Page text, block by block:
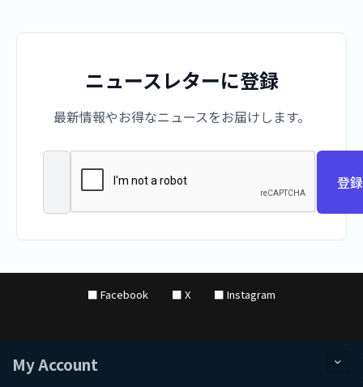
ニュースレターに登録
最新情報やお得なニュースをお届けします。
登
■ Facebook ■ X ■ Instagram
My Account